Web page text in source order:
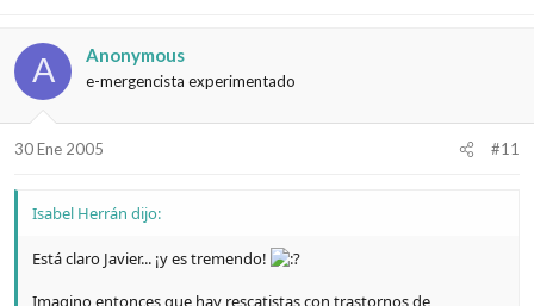
A Anonymous
e-mergencista experimentado
30 Ene 2005 #11
Isabel Herrán dijo:
Está claro Javier... ¡y es tremendo!
Imagino entonces que hay rescatistas con trastornos de